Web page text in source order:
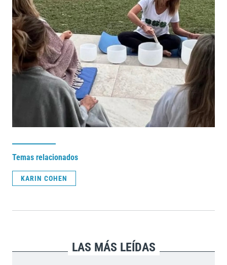
Temas relacionados
KARIN COHEN
LAS MÁS LEÍDAS